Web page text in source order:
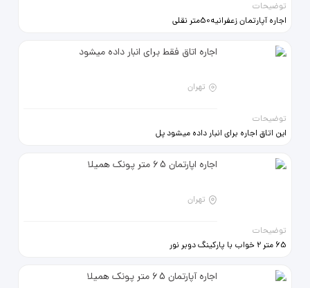
توضیحات
اجاره آپارتمان زعفرانیه50متر نقلی
آسانسورتکـــواحدی ، رهن
واجاره09121224359
اجاره اتاق فقط برای انبار داده میشود
تهران
توضیحات
این اتاق اجاره برای انبار داده میشود پل
اجاره اپارتمان 65 متر پونک همیلا
تهران
توضیحات
65 متر 2 خواب با پارکینگ دوبر نور
اجاره آپارتمان 65 متر پونک همیلا